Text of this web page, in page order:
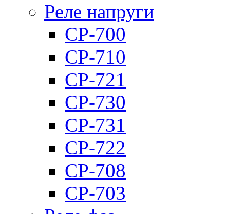
Реле напруги
CP-700
CP-710
CP-721
CP-730
CP-731
CP-722
CP-708
CP-703